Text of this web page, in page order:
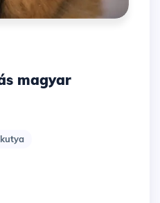
magyar